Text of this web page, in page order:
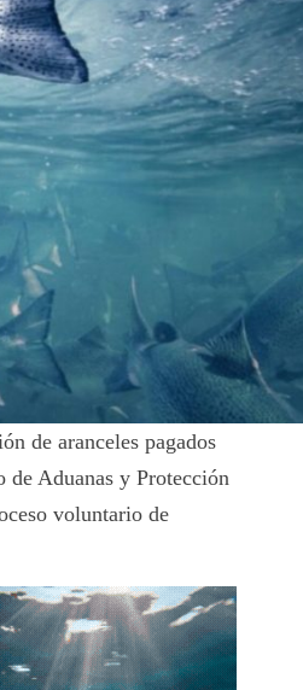
de aranceles pagados
de Aduanas y Protección
voluntario de